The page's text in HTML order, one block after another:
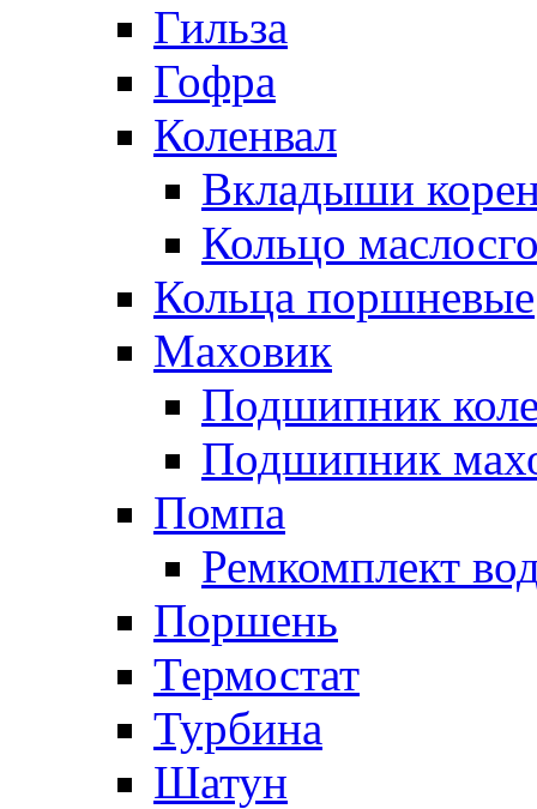
Гильза
Гофра
Коленвал
Вкладыши
Кольцо
Кольца поршневые
Маховик
Подшипник
Подшипник
Помпа
Ремкомплект
Поршень
Термостат
Турбина
Шатун